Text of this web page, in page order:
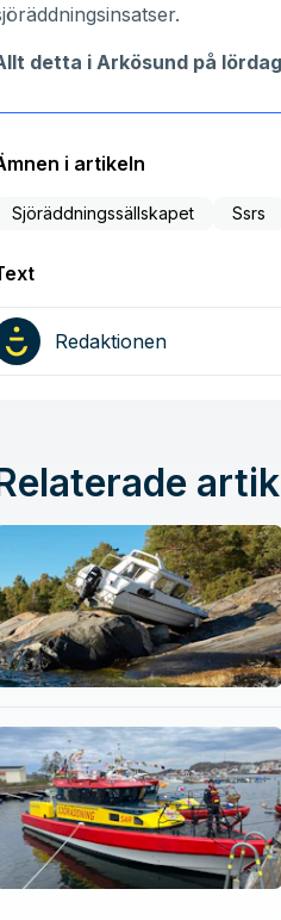
detta i Arkösund på lördag
i artikeln
Sjöräddningssällskapet Ssrs
Redaktionen